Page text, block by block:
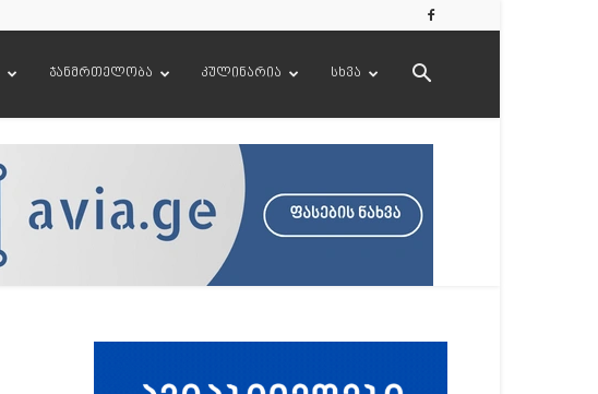
ჯანმრთელობა კულინარია სხვა